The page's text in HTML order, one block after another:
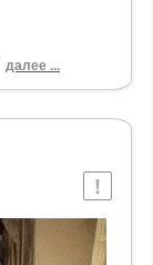
далее ...